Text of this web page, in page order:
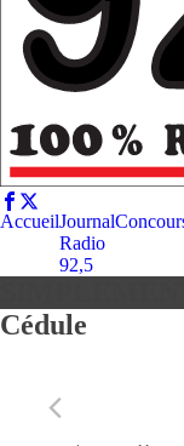
AccueilJournal
Radio
92,5
Cédule